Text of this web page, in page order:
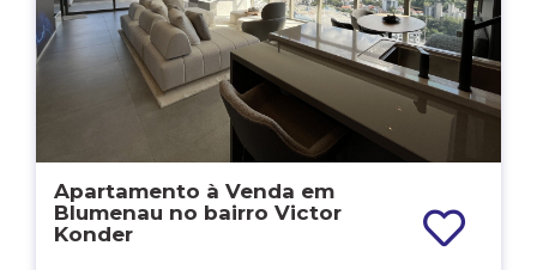
Apartamento à Venda em
Blumenau no bairro Victor
Konder